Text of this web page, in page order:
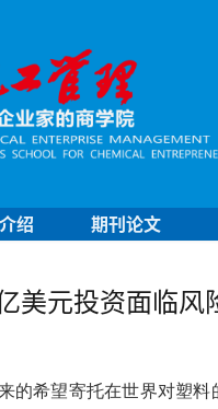
绍 期刊论文
美元投资面临风
的希望寄托在世界对塑